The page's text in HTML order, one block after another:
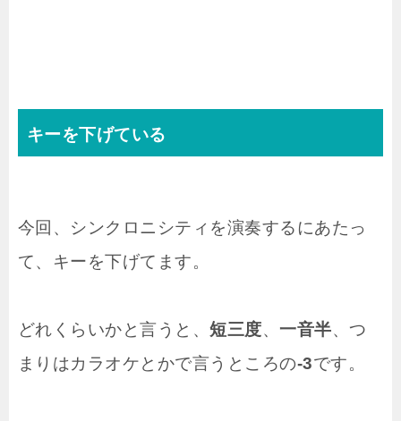
キーを下げている
今回、シンクロニシティを演奏するにあたっ
て、キーを下げてます。
どれくらいかと言うと、短三度、 一音半、つ
まりはカラオケとかで言うところの-3です。